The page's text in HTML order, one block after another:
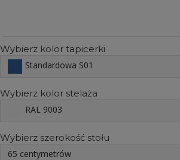
Wybierz kolor tapicerki
Standardowa S01
Wybierz kolor stelaża
RAL 9003
Wybierz szerokość stołu
65 centymetrów